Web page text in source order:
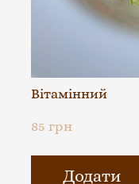
Вітамінний
85 грн
Додати